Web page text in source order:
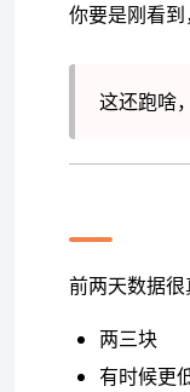
你要是刚看到
这还跑啥
前两天数据很
两三块
有时候更